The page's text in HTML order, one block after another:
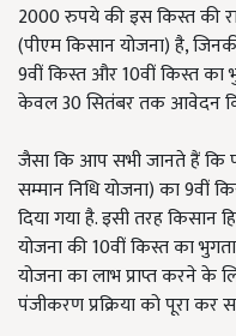
2000 रुपये की इस किस्त की
(पीएम किसान योजना) है,
9वीं किस्त और 10वीं किस्त का
केवल 30 सितंबर तक आवेदन किए
जैसा कि आप सभी जानते हैं कि
सम्मान निधि योजना) का 9वीं
दिया गया है. इसी तरह किसान
योजना की 10वीं किस्त का
योजना का लाभ प्राप्त करने के
पंजीकरण प्रक्रिया को पूरा कर